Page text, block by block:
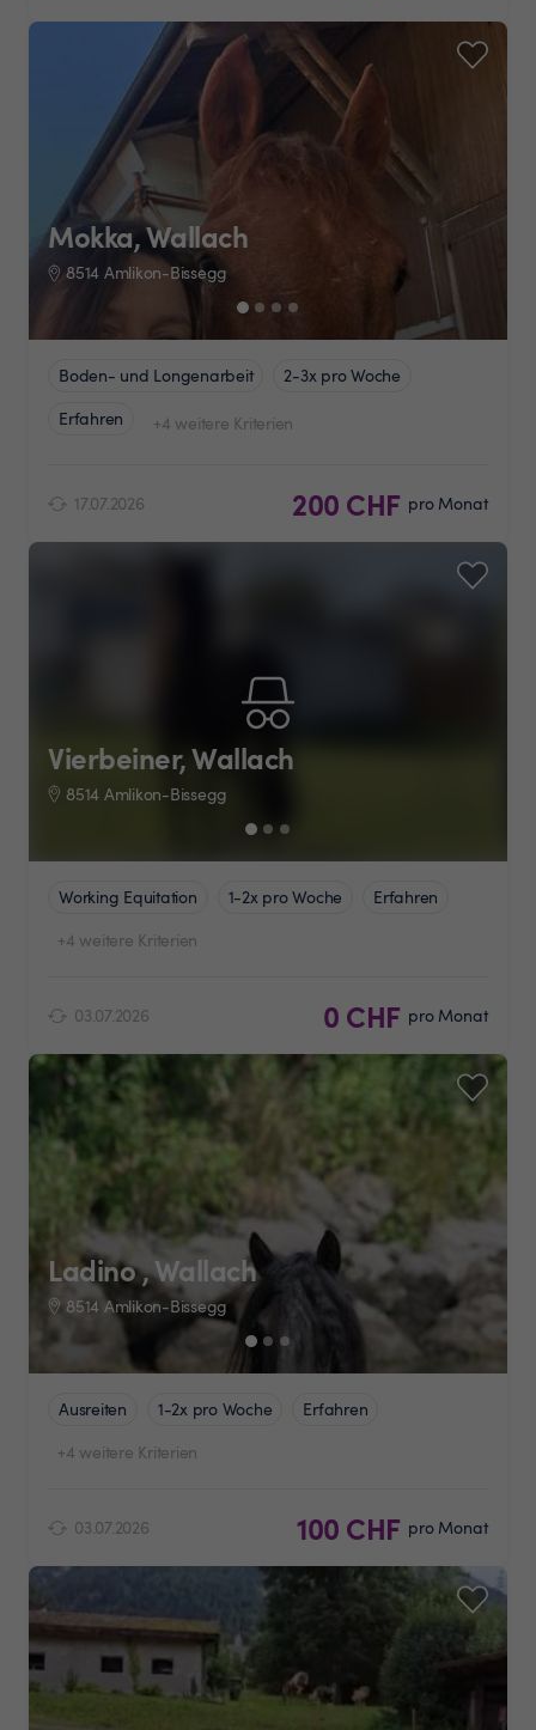
Mokka, Wallach
8514 Amlikon-Bissegg
Boden- und Longenarbeit
2-3x pro Woche
Erfahren
+4 weitere Kriterien
17.07.2026 200 CHF pro Monat
Vierbeiner, Wallach
8514 Amlikon-Bissegg
Working Equitation 1-2x pro Woche
Erfahren
+4 weitere Kriterien
03.07.2026 0 CHF pro Monat
Ladino , Wallach
8514 Amlikon-Bissegg
Ausreiten 1-2x pro Woche
Erfahren
+4 weitere Kriterien
03.07.2026 100 CHF pro Monat